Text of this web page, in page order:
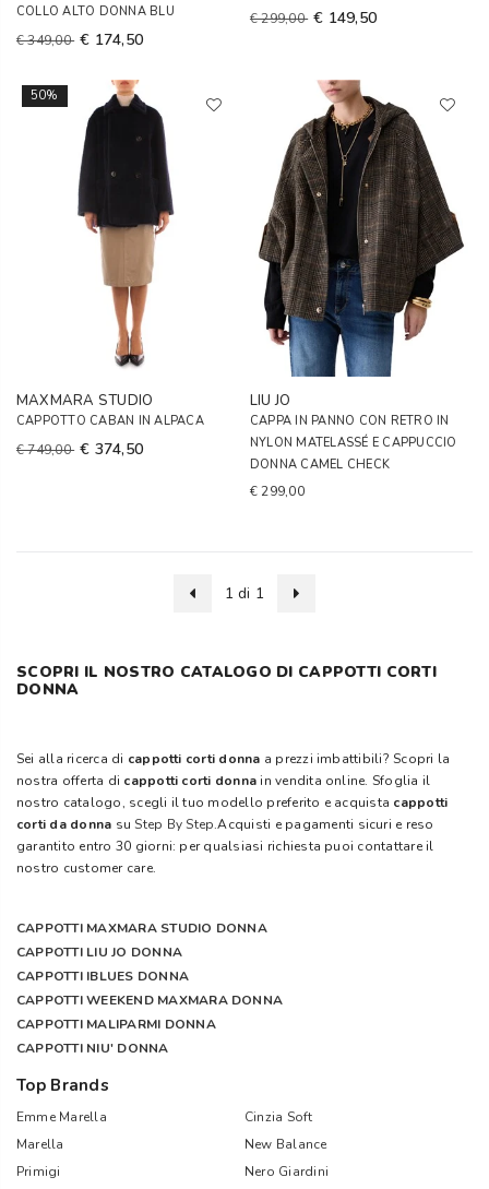
COLLO ALTO DONNA BLU
€ 349,00 € 174,50
€ 299,00 € 149,50
50%
MAXMARA STUDIO
CAPPOTTO CABAN IN ALPACA
€ 749,00 € 374,50
LIU JO
CAPPA IN PANNO CON RETRO IN
NYLON MATELASSÉ E CAPPUCCIO
DONNA CAMEL CHECK
€ 299,00
1 di 1
SCOPRI IL NOSTRO CATALOGO DI CAPPOTTI CORTI
DONNA
Sei alla ricerca di cappotti corti donna a prezzi imbattibili? Scopri la
nostra offerta di cappotti corti donna in vendita online. Sfoglia il
nostro catalogo, scegli il tuo modello preferito e acquista cappotti
corti da donna suStep By Step.Acquisti e pagamenti sicuri e reso
garantito entro 30 giorni: per qualsiasi richiesta puoi contattare il
nostro customer care.
CAPPOTTI MAXMARA STUDIO DONNA
CAPPOTTI LIU JO DONNA
CAPPOTTI IBLUES DONNA
CAPPOTTI WEEKEND MAXMARA DONNA
CAPPOTTI MALIPARMI DONNA
CAPPOTTI NIU' DONNA
Top Brands
Emme Marella
Cinzia Soft
Marella
New Balance
Primigi
Nero Giardini